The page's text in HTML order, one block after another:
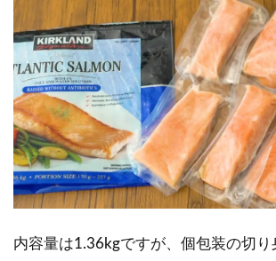
内容量は1.36kgですが、個包装の切り